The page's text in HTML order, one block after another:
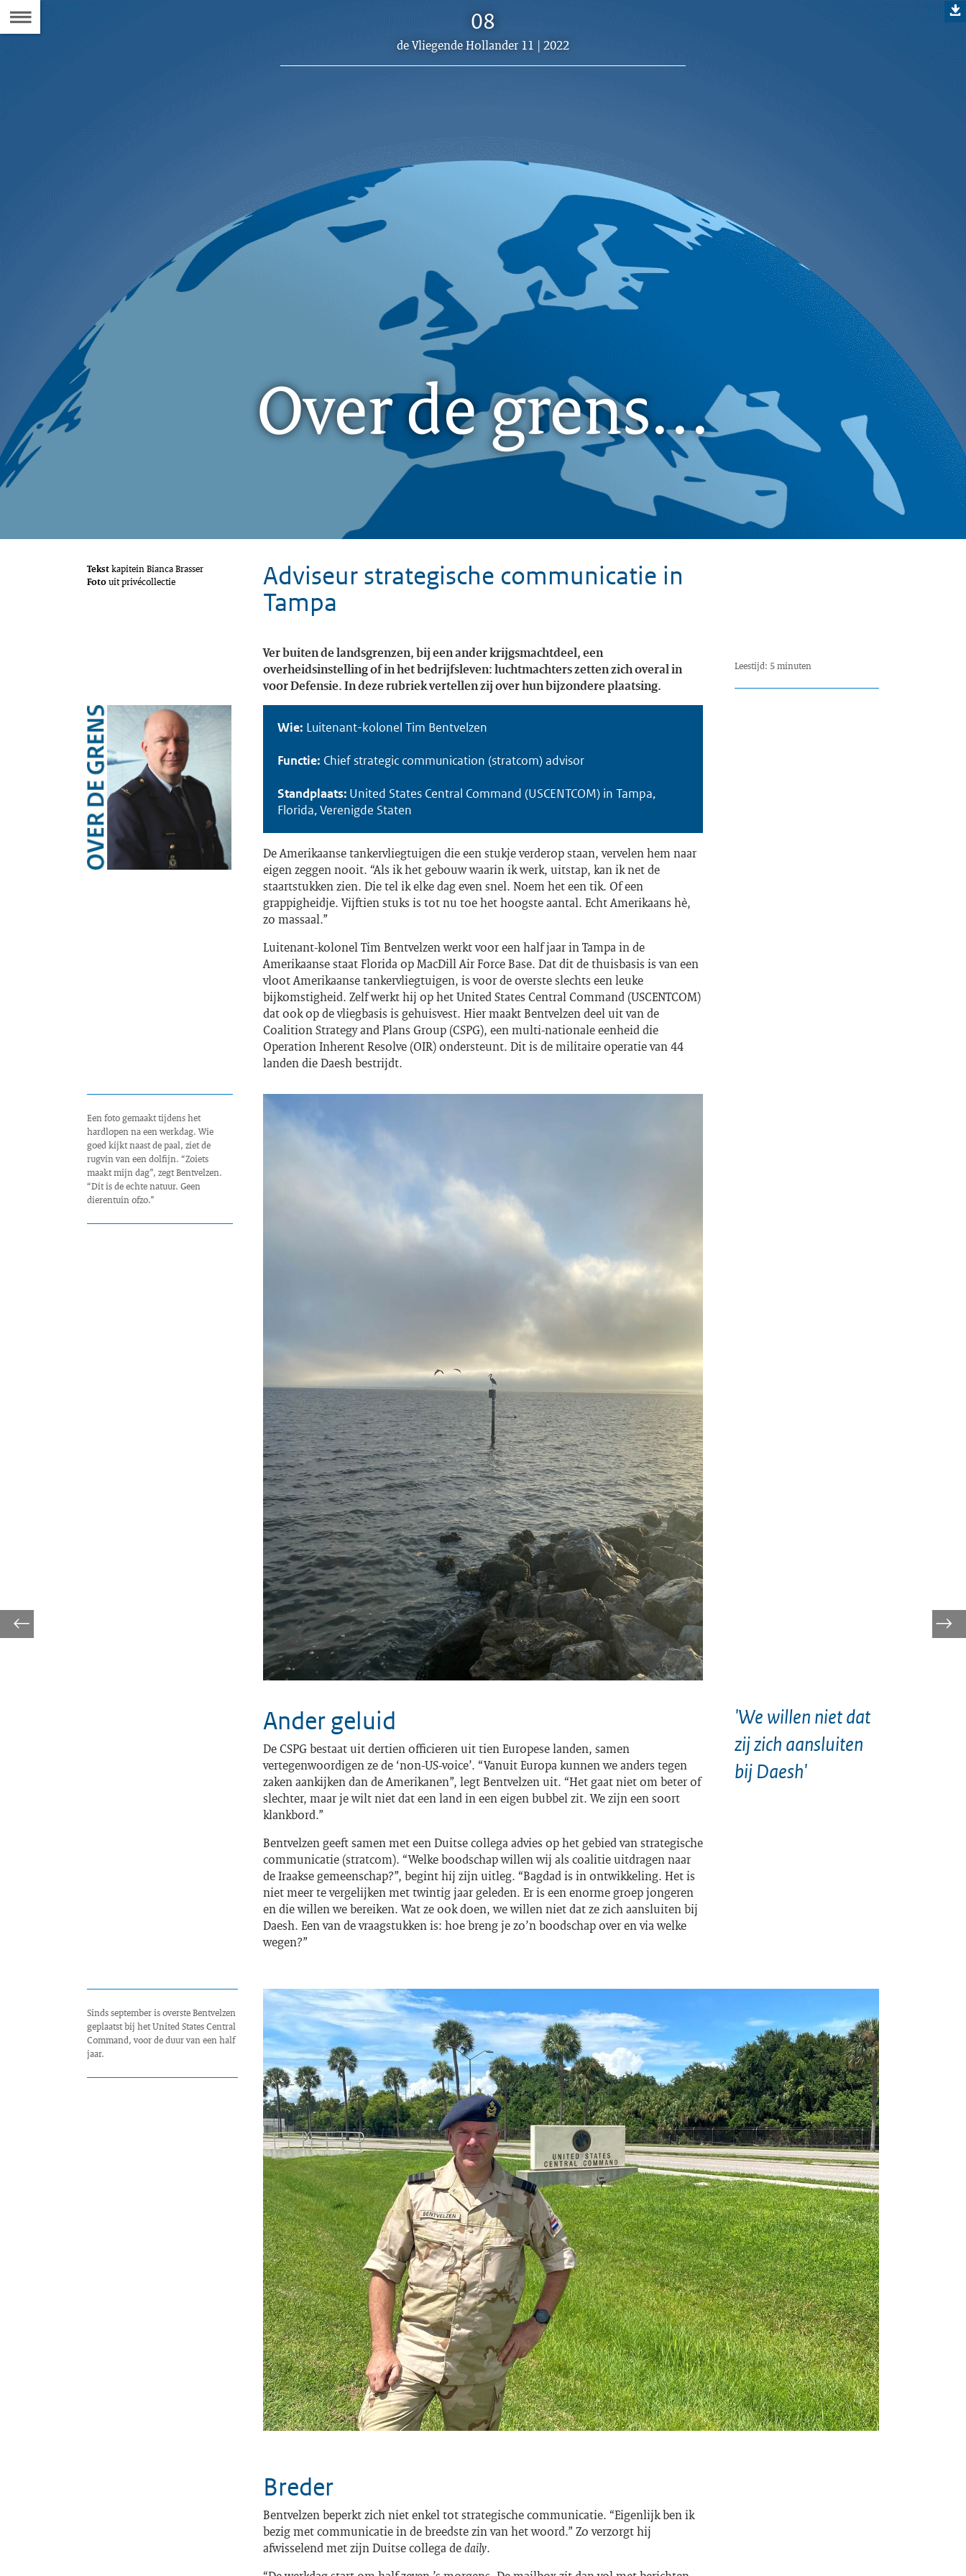
08
Dit
de Vliegende Hollander 11 | 2022
Over de grens...
Tekstkapitein Bianca Brasser
Fotouit privécollectie
Adviseur strategische communicatie in
Tampa
Leestijd: 5 minuten
Ver buiten de landsgrenzen, bij een ander krijgsmachtdeel, een
overheidsinstelling of in het bedrijfsleven: luchtmachters zetten zich overal in
voor Defensie. In deze rubriek vertellen zij over hun bijzondere plaatsing.
Wie: Luitenant-kolonel Tim Bentvelzen
Functie: Chief strategic communication (stratcom) advisor
Standplaats: United States Central Command (USCENTCOM) in Tampa,
Florida, Verenigde Staten
De Amerikaanse tankervliegtuigen die een stukje verderop staan, vervelen hem naar
eigen zeggen nooit. “Als ik het gebouw waarin ik werk, uitstap, kan ik net de
staartstukken zien. Die tel ik elke dag even snel. Noem het een tik. Of een
grappigheidje. Vijftien stuks is tot nu toe het hoogste aantal. Echt Amerikaans hè,
zo massaal.”
Luitenant-kolonel Tim Bentvelzen werkt voor een half jaar in Tampa in de
Amerikaanse staat Florida op MacDill Air Force Base. Dat dit de thuisbasis is van een
vloot Amerikaanse tankervliegtuigen, is voor de overste slechts een leuke
bijkomstigheid. Zelf werkt hij op het United States Central Command (USCENTCOM)
dat ook op de vliegbasis is gehuisvest. Hier maakt Bentvelzen deel uit van de
Coalition Strategy and Plans Group (CSPG), een multi-nationale eenheid die
Operation Inherent Resolve (OIR) ondersteunt. Dit is de militaire operatie van 44
landen die Daesh bestrijdt.
Een foto gemaakt tijdens het
hardlopen na een werkdag. Wie
goed kijkt naast de paal, ziet de
rugvin van een dolfijn. “Zoiets
maakt mijn dag”, zegt Bentvelzen.
“Dit is de echte natuur. Geen
dierentuin ofzo.”
'We willen niet dat
zij zich aansluiten
bij Daesh'
Ander geluid
De CSPG bestaat uit dertien officieren uit tien Europese landen, samen
vertegenwoordigen ze de ‘non-US-voice’. “Vanuit Europa kunnen we anders tegen
zaken aankijken dan de Amerikanen”, legt Bentvelzen uit. “Het gaat niet om beter of
slechter, maar je wilt niet dat een land in een eigen bubbel zit. We zijn een soort
klankbord.”
Bentvelzen geeft samen met een Duitse collega advies op het gebied van strategische
communicatie (stratcom). “Welke boodschap willen wij als coalitie uitdragen naar
de Iraakse gemeenschap?”, begint hij zijn uitleg. “Bagdad is in ontwikkeling. Het is
niet meer te vergelijken met twintig jaar geleden. Er is een enorme groep jongeren
en die willen we bereiken. Wat ze ook doen, we willen niet dat ze zich aansluiten bij
Daesh. Een van de vraagstukken is: hoe breng je zo’n boodschap over en via welke
wegen?”
Sinds september is overste Bentvelzen
geplaatst bij het United States Central
Command, voor de duur van een half
jaar.
Breder
Bentvelzen beperkt zich niet enkel tot strategische communicatie. “Eigenlijk ben ik
bezig met communicatie in de breedste zin van het woord.” Zo verzorgt hij
afwisselend met zijn Duitse collega dedaily.
Naar
de
Inhoudsopgave